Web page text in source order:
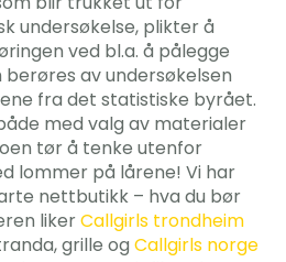
undersøkelse, plikter å
ved bl.a. å pålegge
av undersøkelsen
fra det statistiske byrået.
med valg av materialer
tør å tenke utenfor
lommer på lårene! Vi har
nettbutikk – hva du bør
likerCallgirls trondheim
grille og Callgirls norge